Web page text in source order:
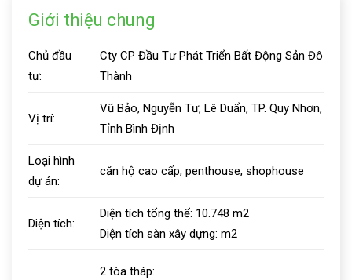
Giới thiệu chung
Chủ đầu
tư:
Cty CP Đầu Tư Phát Triển Bất Động Sản Đô
Thành
Vị trí:
Vũ Bảo, Nguyễn Tư, Lê Duẩn, TP. Quy Nhơn,
Tỉnh Bình Định
Loại hình
dự án:
căn hộ cao cấp, penthouse, shophouse
Diện tích:
Diện tích tổng thể: 10.748 m2
Diện tích sàn xây dựng: m2
2 tòa tháp: